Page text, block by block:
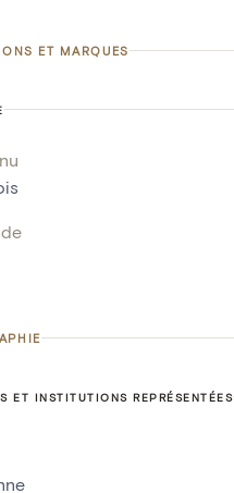
ET MARQUES
ET INSTITUTIONS REPRÉSENTÉES